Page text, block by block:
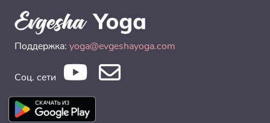
Поддержка: yoga@evgeshayoga.com
Соц. сети